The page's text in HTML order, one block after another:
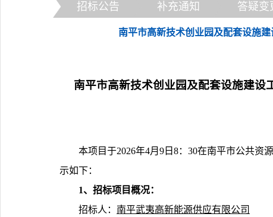
招标公告 补充通知 答疑变
南平市高新技术创业园及配套设施建
南平市高新技术创业园及配套设施建设
本项目于2026年4月 9 日 8：30在南平市公共资
示如下：
1、招标项目概况：
招标人： ‌南平武夷高新能源供应有限公司